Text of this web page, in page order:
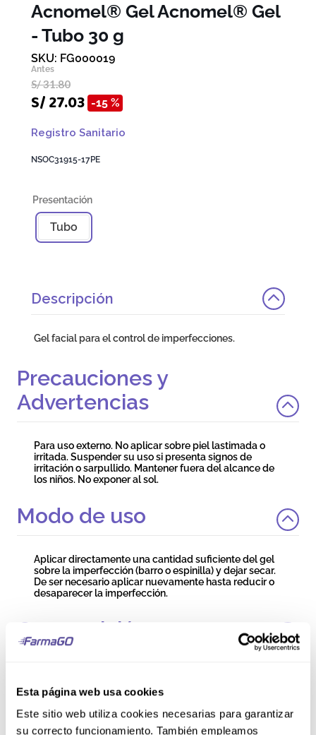
Esta página web usa cookies
Este sitio web utiliza cookies necesarias para garantizar
su correcto funcionamiento. También empleamos
Acnomel® GelAcnomel® Gel
- Tubo 30 g
FG000019
S/31.80
S/27.03 15 %
Registro Sanitario
NSOC31915-17PE
Tubo
Descripción
Gel facial para el control de imperfecciones.
Precauciones y
Advertencias
Para uso externo. No aplicar sobre piel lastimada o
irritada. Suspender su uso si presenta signos de
irritación o sarpullido. Mantener fuera del alcance de
los niños. No exponer al sol.
Modo de uso
Aplicar directamente una cantidad suficiente del gel
sobre la imperfección (barro o espinilla) y dejar secar.
De ser necesario aplicar nuevamente hasta reducir o
desaparecer la imperfección.
Composición
Alcohol; PPG-26-Buteth-26/PEG-40 Hydrogenated
Castor Oil/Aqua; Glycerin; Aqua/Butylene
Glycol/PEG-60 Almond Glycerides/Caprylyl
Glycol/Glycerin/Carbomer/Nordihydroguaiaretic
Acid/Oleanolic Acid; Salicylic Acid; Tilia Cordata